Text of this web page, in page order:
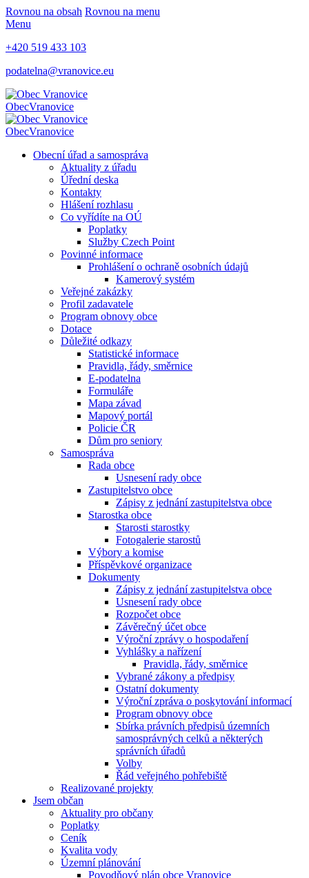
Rovnou na obsah Rovnou na menu
Menu
+420 519 433 103
podatelna@vranovice.eu
ObecVranovice
ObecVranovice
Obecní úřad a samospráva
Aktuality z úřadu
Úřední deska
Kontakty
Hlášení rozhlasu
Co vyřídíte na OÚ
Poplatky
Služby Czech Point
Povinné informace
Prohlášení o ochraně osobních údajů
Kamerový systém
Veřejné zakázky
Profil zadavatele
Program obnovy obce
Dotace
Důležité odkazy
Statistické informace
Pravidla, řády, směrnice
E-podatelna
Formuláře
Mapa závad
Mapový portál
Policie ČR
Dům pro seniory
Samospráva
Rada obce
Usnesení rady obce
Zastupitelstvo obce
Zápisy z jednání zastupitelstva obce
Starostka obce
Starosti starostky
Fotogalerie starostů
Výbory a komise
Příspěvkové organizace
Dokumenty
Zápisy z jednání zastupitelstva obce
Usnesení rady obce
Rozpočet obce
Závěrečný účet obce
Výroční zprávy o hospodaření
Vyhlášky a nařízení
Pravidla, řády, směrnice
Vybrané zákony a předpisy
Ostatní dokumenty
Výroční zpráva o poskytování informací
Program obnovy obce
Sbírka právních předpisů územních
samosprávných celků a některých
správních úřadů
Volby
Řád veřejného pohřebiště
Realizované projekty
Jsem občan
Aktuality pro občany
Poplatky
Ceník
Kvalita vody
Územní plánování
Povodňový plán obce Vranovice